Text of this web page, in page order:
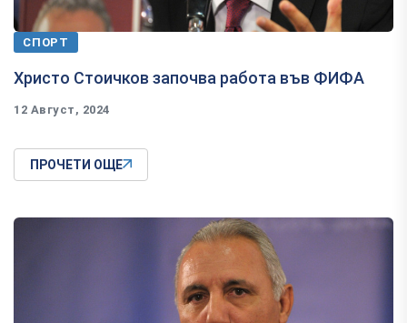
СПОРТ
Христо Стоичков започва работа във ФИФА
12 Август, 2024
ПРОЧЕТИ ОЩЕ